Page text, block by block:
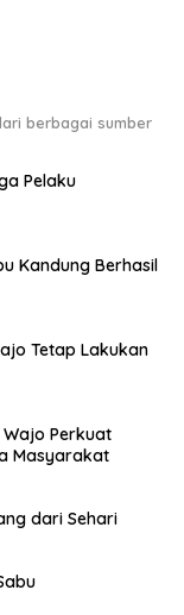
berbagai sumber
Pelaku
Kandung Berhasil
Tetap Lakukan
Perkuat
Masyarakat
dari Sehari